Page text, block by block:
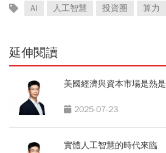
AI 人工智慧 投資圈 算力
延伸閱讀
美國經濟與資本市場是熱
2025-07-23
實體人工智慧的時代來臨